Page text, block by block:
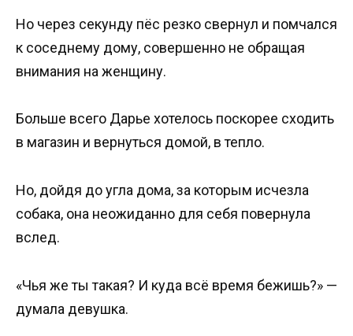
Но через секунду пёс резко свернул и помчался
к соседнему дому, совершенно не обращая
внимания на женщину.
Больше всего Дарье хотелось поскорее сходить
в магазин и вернуться домой, в тепло.
Но, дойдя до угла дома, за которым исчезла
собака, она неожиданно для себя повернула
вслед.
«Чья же ты такая? И куда всё время бежишь?» —
думала девушка.